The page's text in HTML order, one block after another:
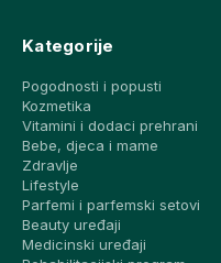
Kategorije
Pogodnosti i popusti
Kozmetika
Vitamini i dodaci prehrani
Bebe, djeca i mame
Zdravlje
Lifestyle
Parfemi i parfemski setovi
Beauty uređaji
Medicinski uređaji